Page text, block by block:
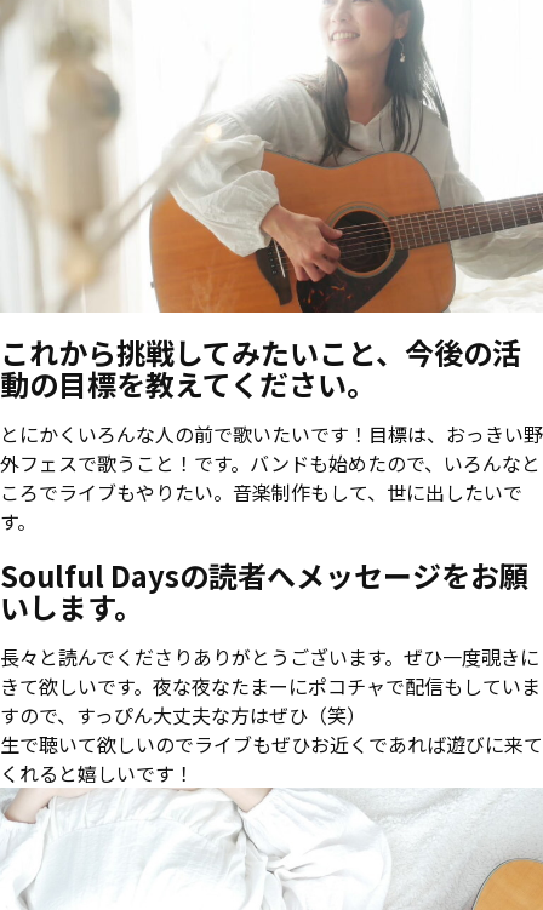
これから挑戦してみたいこと、今後の活
動の目標を教えてください。
とにかくいろんな人の前で歌いたいです！目標は、おっきい野
外フェスで歌うこと！です。バンドも始めたので、いろんなと
ころでライブもやりたい。音楽制作もして、世に出したいで
す。
Soulful Daysの読者へメッセージをお願
いします。
長々と読んでくださりありがとうございます。ぜひ一度覗きに
きて欲しいです。夜な夜なたまーにポコチャで配信もしていま
すので、すっぴん大丈夫な方はぜひ（笑）
生で聴いて欲しいのでライブもぜひお近くであれば遊びに来て
くれると嬉しいです！